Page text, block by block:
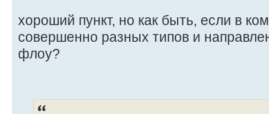
хороший пункт, но как быть, если в
совершенно разных типов и
флоу?